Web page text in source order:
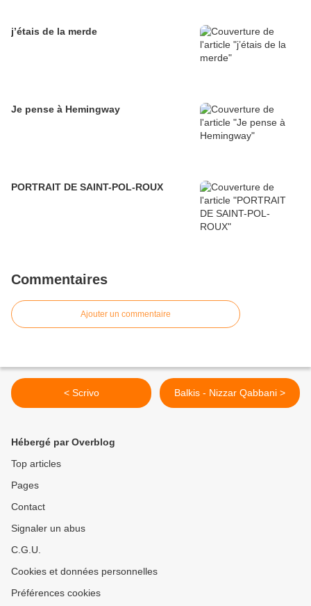
j’étais de la merde
Je pense à Hemingway
PORTRAIT DE SAINT-POL-ROUX
Commentaires
Ajouter un commentaire
< Scrivo Balkis - Nizzar Qabbani >
Hébergé par Overblog
Top articles
Pages
Contact
Signaler un abus
C.G.U.
Cookies et données personnelles
Préférences cookies